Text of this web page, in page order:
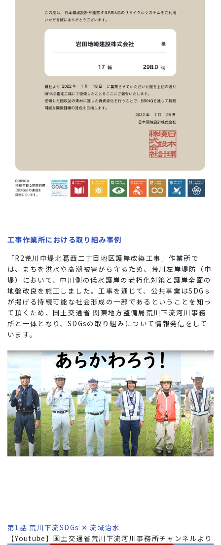
工事作業所における取り組み事例
「R2荒川中堤北葛西二丁目地区護岸改築工事」作業所で
は、まちを洪水や高潮被害から守るため、荒川左岸堤防（中
堤）において、中川側の低水護岸の老朽化対策と護岸全面の
地盤改良を施工しました。工事を通じて、公共事業はSDGｓ
が掲げる持続可能な社会形成の一部であるということを知っ
て頂くため、国土交通省 関東地方整備局荒川下流河川事務
所と一体となり、SDGsの取り組みについて情報発信をして
います。
第1話 荒川下流SDGs ✕ 流域治水
【Youtube】国土交通省荒川下流河川事務所チャンネルより